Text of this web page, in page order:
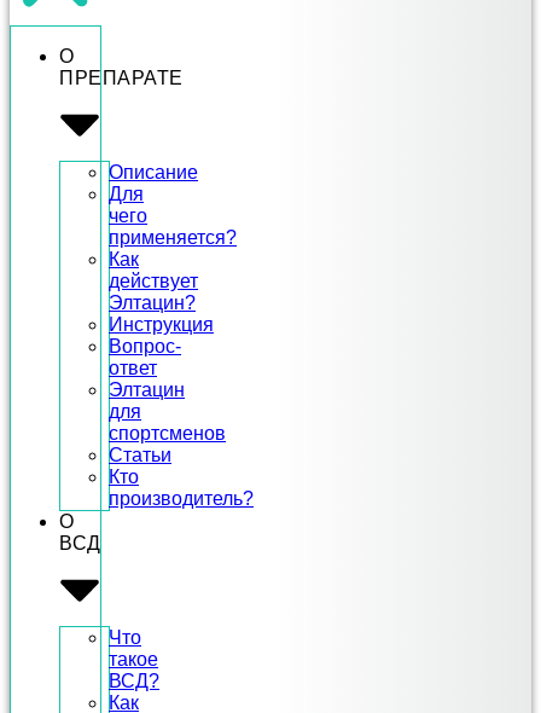
О
ПРЕПАРАТЕ
Описание
Для
чего
применяется?
Как
действует
Элтацин?
Инструкция
Вопрос-
ответ
Элтацин
для
спортсменов
Статьи
Кто
производитель?
О
ВСД
Что
такое
ВСД?
Как